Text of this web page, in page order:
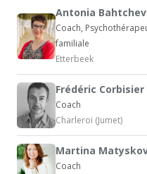
Antonia
Coach,
familiale
Etterbeek
Frédéric Corbisier
Coach
Charleroi (Jumet)
Martina
Coach